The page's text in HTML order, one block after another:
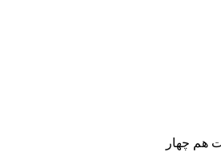
هم چهار